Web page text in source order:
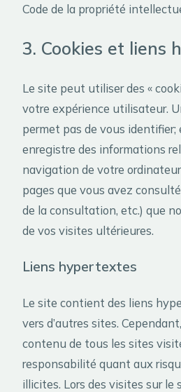
Code de la propriété
3. Cookies et liens
Le site peut utiliser des «
votre expérience utilisateur.
permet pas de vous identifier;
enregistre des informations
navigation de votre
pages que vous avez
de la consultation, etc.) que
de vos visites ultérieures.
Liens hypertextes
Le site contient des liens
vers d’autres sites.
contenu de tous les sites
responsabilité quant aux
illicites. Lors des visites sur le